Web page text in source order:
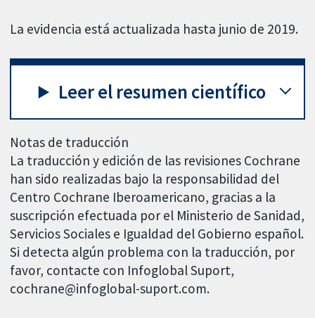
La evidencia está actualizada hasta junio de 2019.
Leer el resumen científico
Notas de traducción
La traducción y edición de las revisiones Cochrane
han sido realizadas bajo la responsabilidad del
Centro Cochrane Iberoamericano, gracias a la
suscripción efectuada por el Ministerio de Sanidad,
Servicios Sociales e Igualdad del Gobierno español.
Si detecta algún problema con la traducción, por
favor, contacte con Infoglobal Suport,
cochrane@infoglobal-suport.com.